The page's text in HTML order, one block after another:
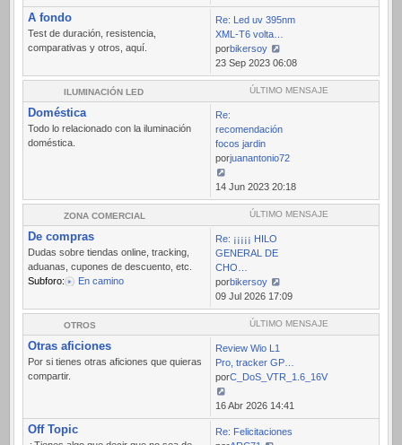
último
mensaje
A fondo
Test de duración, resistencia,
comparativas y otros, aquí.
Re: Led uv 395nm
XML-T6 volta…
porbikersoy
Ver
último
mensaje
23 Sep 2023 06:08
ILUMINACIÓN LED ÚLTIMO MENSAJE
Doméstica
Todo lo relacionado con la iluminación
doméstica.
Re:
recomendación
focos jardin
porjuanantonio72
Ver
último
mensaje
14 Jun 2023 20:18
ZONA COMERCIAL ÚLTIMO MENSAJE
De compras
Dudas sobre tiendas online, tracking,
aduanas, cupones de descuento, etc.
Subforo:
En camino
Re: ¡¡¡¡¡ HILO
GENERAL DE
CHO…
porbikersoy
Ver
último
mensaje
09 Jul 2026 17:09
OTROS ÚLTIMO MENSAJE
Otras aficiones
Por si tienes otras aficiones que quieras
compartir.
Review Wio L1
Pro, tracker GP…
porC_DoS_VTR_1.6_16V
Ver
último
mensaje
16 Abr 2026 14:41
Off Topic
Re: Felicitaciones